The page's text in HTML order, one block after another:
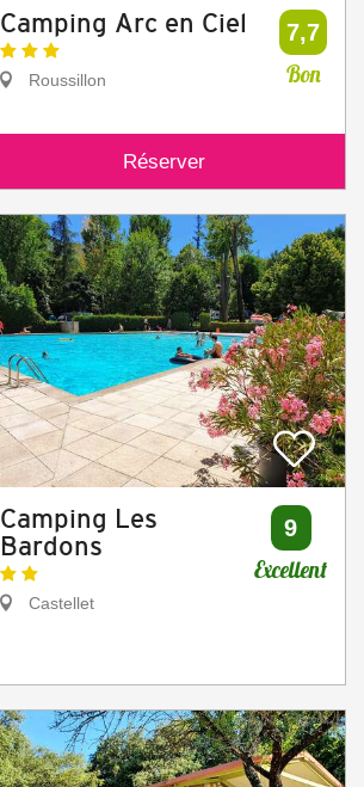
Camping Arc en Ciel
Roussillon
7,7
Bon
Réserver
Camping Les
Bardons
Castellet
9
Excellent